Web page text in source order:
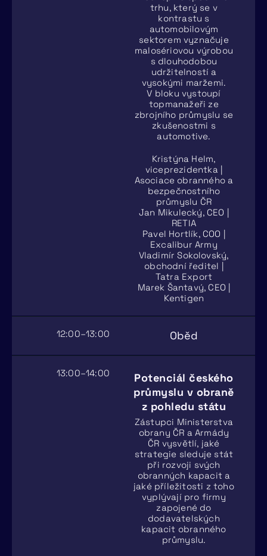
trhu, který se v
kontrastu s
automobilovým
sektorem vyznačuje
malosériovou výrobou
s dlouhodobou
udržitelností a
vysokými maržemi.
V bloku vystoupí
topmanažeři ze
zbrojního průmyslu se
zkušenostmi s
automotive.
Kristýna Helm,
viceprezidentka |
Asociace obranného a
bezpečnostního
průmyslu ČR
Jan Mikulecký, CEO |
RETIA
Pavel Hortlík, COO |
Excalibur Army
Vladimír Sokolovský,
obchodní ředitel |
Tatra Export
Marek Šantavý, CEO |
Kentigen
12:00–13:00 Oběd
13:00–14:00
Potenciál českého
průmyslu v obraně
z pohledu státu
Zástupci Ministerstva
obrany ČR a Armády
ČR vysvětlí, jaké
strategie sleduje stát
při rozvoji svých
obranných kapacit a
jaké příležitosti z toho
vyplývají pro firmy
zapojené do
dodavatelských
kapacit obranného
průmyslu.